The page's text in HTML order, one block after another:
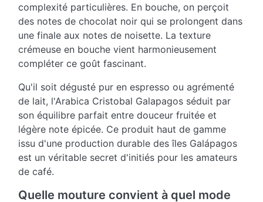
complexité particulières. En bouche, on perçoit
des notes de chocolat noir qui se prolongent dans
une finale aux notes de noisette. La texture
crémeuse en bouche vient harmonieusement
compléter ce goût fascinant.
Qu'il soit dégusté pur en espresso ou agrémenté
de lait, l'Arabica Cristobal Galapagos séduit par
son équilibre parfait entre douceur fruitée et
légère note épicée. Ce produit haut de gamme
issu d'une production durable des îles Galápagos
est un véritable secret d'initiés pour les amateurs
de café.
Quelle mouture convient à quel mode